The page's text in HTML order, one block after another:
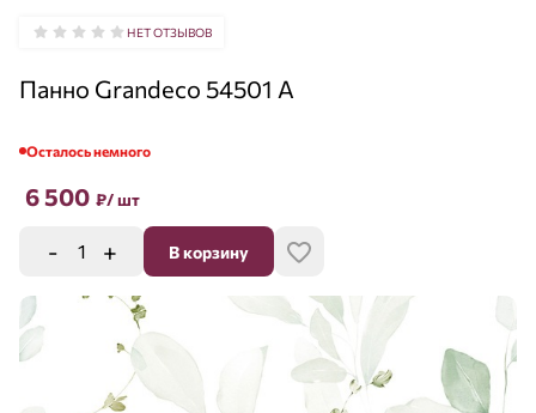
НЕТ ОТЗЫВОВ
Панно Grandeco 54501 A
Осталось немного
6 500 ₽/ шт
- + В корзину